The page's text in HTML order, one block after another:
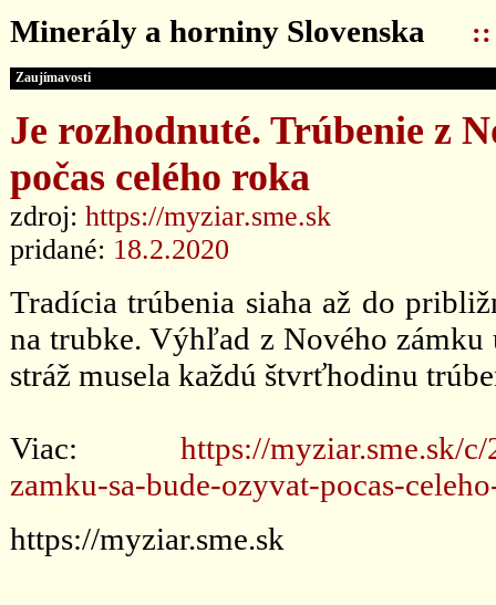
Minerály a horniny Slovenska ::
Zaujímavosti
Je rozhodnuté. Trúbenie z
počas celého roka
zdroj: https://myziar.sme.sk
pridané: 18.2.2020
Tradícia trúbenia siaha až do
na trubke. Výhľad z Nového
stráž musela každú štvrťhodinu
Viac: https://myziar.sme.sk/
zamku-sa-bude-ozyvat-pocas-
https://myziar.sme.sk